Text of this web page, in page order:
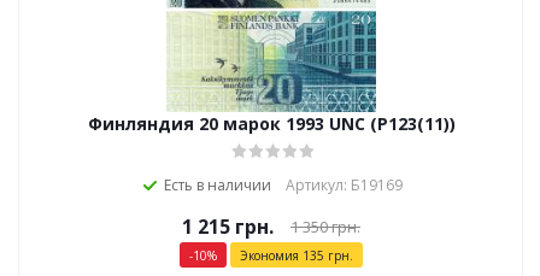
Финляндия 20 марок 1993 UNC (P123(11))
Есть в наличии Артикул: Б19169
1 215 грн. 1 350грн.
-10% Экономия 135 грн.